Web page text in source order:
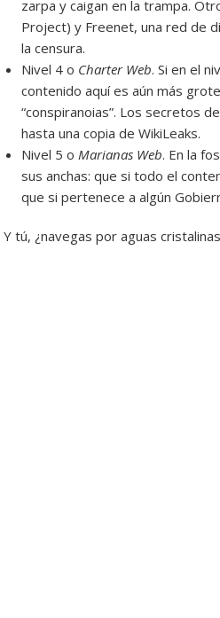
zarpa y caigan en la trampa.
Project) y Freenet, una red de
la censura.
Nivel 4 o Charter Web. Si en el
contenido aquí es aún más
“conspiranoias”. Los secretos
hasta una copia de WikiLeaks.
Nivel 5 o Marianas Web. En la
sus anchas: que si todo el
que si pertenece a algún
Y tú, ¿navegas por aguas